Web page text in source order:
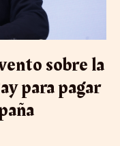
sobre la
para pagar